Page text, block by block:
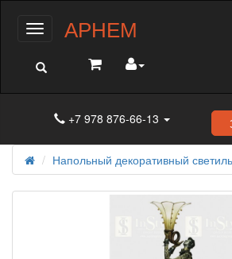
МенюАРНЕМ
+7 978 876-66-13
Напольный декоративный